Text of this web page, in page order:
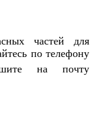
частей для
по телефону
на почту